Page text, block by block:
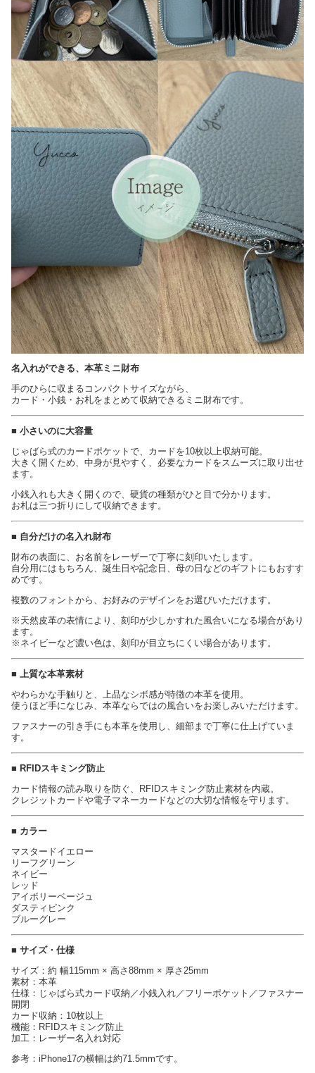
名入れができる、本革ミニ財布
手のひらに収まるコンパクトサイズながら、
カード・小銭・お札をまとめて収納できるミニ財布です。
■ 小さいのに大容量
じゃばら式のカードポケットで、カードを10枚以上収納可能。
大きく開くため、中身が見やすく、必要なカードをスムーズに取り出せ
ます。
小銭入れも大きく開くので、硬貨の種類がひと目で分かります。
お札は三つ折りにして収納できます。
■ 自分だけの名入れ財布
財布の表面に、お名前をレーザーで丁寧に刻印いたします。
自分用にはもちろん、誕生日や記念日、母の日などのギフトにもおすす
めです。
複数のフォントから、お好みのデザインをお選びいただけます。
※天然皮革の表情により、刻印が少しかすれた風合いになる場合があり
ます。
※ネイビーなど濃い色は、刻印が目立ちにくい場合があります。
■ 上質な本革素材
やわらかな手触りと、上品なシボ感が特徴の本革を使用。
使うほど手になじみ、本革ならではの風合いをお楽しみいただけます。
ファスナーの引き手にも本革を使用し、細部まで丁寧に仕上げていま
す。
■ RFIDスキミング防止
カード情報の読み取りを防ぐ、RFIDスキミング防止素材を内蔵。
クレジットカードや電子マネーカードなどの大切な情報を守ります。
■ カラー
マスタードイエロー
リーフグリーン
ネイビー
レッド
アイボリーベージュ
ダスティピンク
ブルーグレー
■ サイズ・仕様
サイズ：約 幅115mm × 高さ88mm × 厚さ25mm
素材：本革
仕様：じゃばら式カード収納／小銭入れ／フリーポケット／ファスナー
開閉
カード収納：10枚以上
機能：RFIDスキミング防止
加工：レーザー名入れ対応
参考：iPhone17の横幅は約71.5mmです。